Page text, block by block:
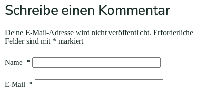
Schreibe einen Kommentar
Deine E-Mail-Adresse wird nicht veröffentlicht. Erforderliche
Felder sind mit * markiert
Name *
E-Mail *